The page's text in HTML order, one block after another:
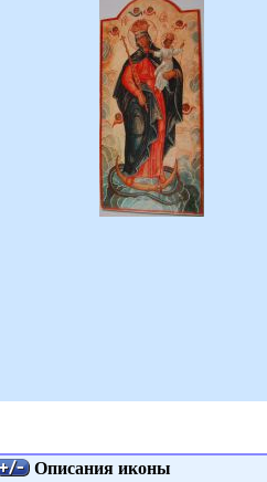
Описания иконы